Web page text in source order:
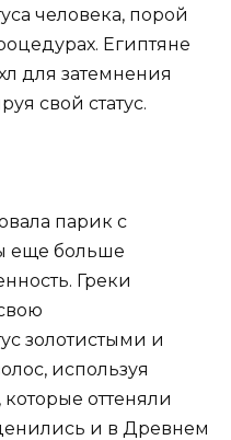
человека, порой
Египтяне
для затемнения
свой статус.
парик с
еще больше
Греки
золотистыми и
используя
оттеняли
и в Древнем